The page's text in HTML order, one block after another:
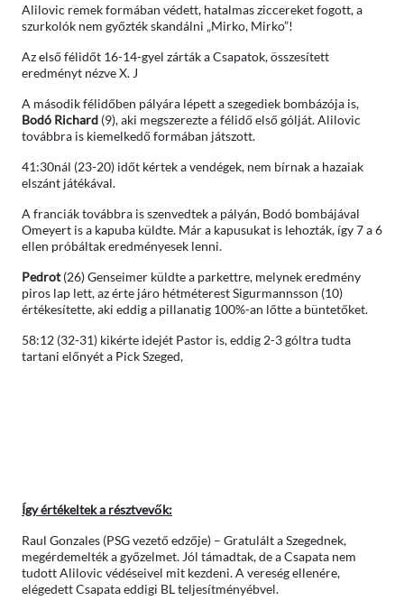
Alilovic remek formában védett, hatalmas ziccereket fogott, a
szurkolók nem győzték skandálni „Mirko, Mirko”!
Az első félidőt 16-14-gyel zárták a Csapatok, összesített
eredményt nézve X. J
A második félidőben pályára lépett a szegediek bombázója is,
Bodó Richard(9), aki megszerezte a félidő első gólját. Alilovic
továbbra is kiemelkedő formában játszott.
41:30nál (23-20) időt kértek a vendégek, nem bírnak a hazaiak
elszánt játékával.
A franciák továbbra is szenvedtek a pályán, Bodó bombájával
Omeyert is a kapuba küldte. Már a kapusukat is lehozták, így 7 a 6
ellen próbáltak eredményesek lenni.
Pedrot(26) Genseimer küldte a parkettre, melynek eredmény
piros lap lett, az érte járo hétméterest Sigurmannsson (10)
értékesítette, aki eddig a pillanatig 100%-an lőtte a büntetőket.
58:12 (32-31) kikérte idejét Pastor is, eddig 2-3 góltra tudta
tartani előnyét a Pick Szeged,
Így értékeltek a résztvevők:
Raul Gonzales (PSG vezető edzője) – Gratulált a Szegednek,
megérdemelték a győzelmet. Jól támadtak, de a Csapata nem
tudott Alilovic védéseivel mit kezdeni. A vereség ellenére,
elégedett Csapata eddigi BL teljesítményébvel.